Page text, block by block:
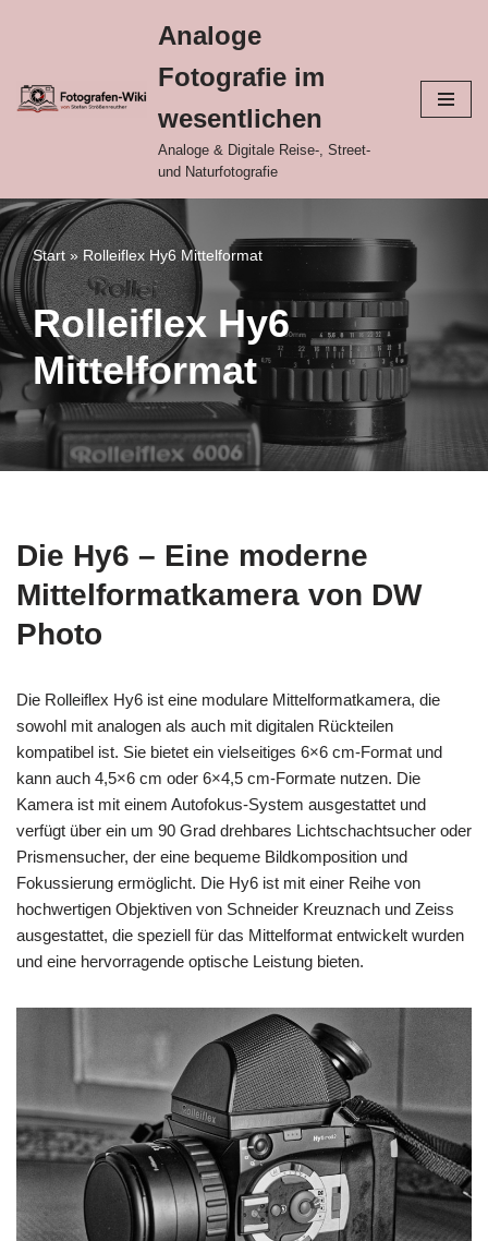
Inhalt
springen
Analoge
Fotografie im
wesentlichen
Analoge & Digitale Reise-, Street-
und Naturfotografie
Start»Rolleiflex Hy6 Mittelformat
Rolleiflex Hy6
Mittelformat
Die Hy6 – Eine moderne
Mittelformatkamera von DW
Photo
Die Rolleiflex Hy6 ist eine modulare Mittelformatkamera, die
sowohl mit analogen als auch mit digitalen Rückteilen
kompatibel ist. Sie bietet ein vielseitiges 6×6 cm-Format und
kann auch 4,5×6 cm oder 6×4,5 cm-Formate nutzen. Die
Kamera ist mit einem Autofokus-System ausgestattet und
verfügt über ein um 90 Grad drehbares Lichtschachtsucher oder
Prismensucher, der eine bequeme Bildkomposition und
Fokussierung ermöglicht. Die Hy6 ist mit einer Reihe von
hochwertigen Objektiven von Schneider Kreuznach und Zeiss
ausgestattet, die speziell für das Mittelformat entwickelt wurden
und eine hervorragende optische Leistung bieten.